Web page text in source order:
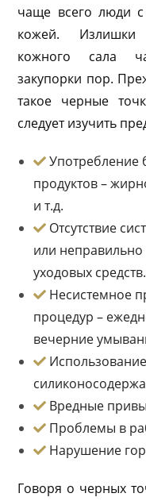
чаще всего люди
кожей. Излишки
кожного сала
закупорки пор.
такое черные
следует изучить
Употребление
продуктов –
и т.д.
Отсутствие
или
уходовых средств.
Несистемное
процедур –
вечерние
Вредные
Проблемы в
Нарушение
Говоря о черных